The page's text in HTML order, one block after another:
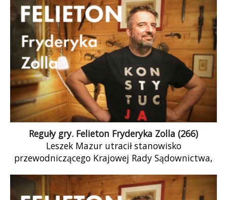
Reguły gry. Felieton Fryderyka Zolla (266)
Leszek Mazur utracił stanowisko
przewodniczącego Krajowej Rady Sądownictwa,
która by co […]